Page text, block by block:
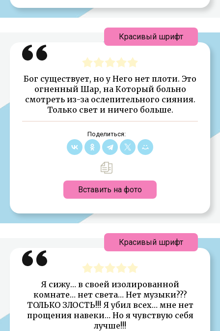
Бог существует, но у Него нет плоти. Это
огненный Шар, на Который больно
смотреть из-за ослепительного сияния.
Только свет и ничего больше.
Поделиться:
Вставить на фото
Красивый шрифт
Я сижу… в своей изолированной
комнате… нет света… Нет музыки???
ТОЛЬКО ЗЛОСТЬ!!! Я убил всех… мне нет
прощения навеки… Но я чувствую себя
лучше!!!
Красивый шрифт